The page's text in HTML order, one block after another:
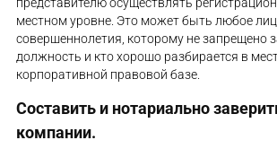
представителю осуществлять
местном уровне. Это может быть любое
совершеннолетия, которому не запрещено
должность и кто хорошо разбирается в
корпоративной правовой базе.
Составить и нотариально
компании.